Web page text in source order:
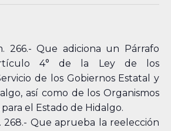
266.- Que adiciona un Párrafo
4° de la Ley de los
de los Gobiernos Estatal y
así como de los Organismos
el Estado de Hidalgo.
268.- Que aprueba la reelección